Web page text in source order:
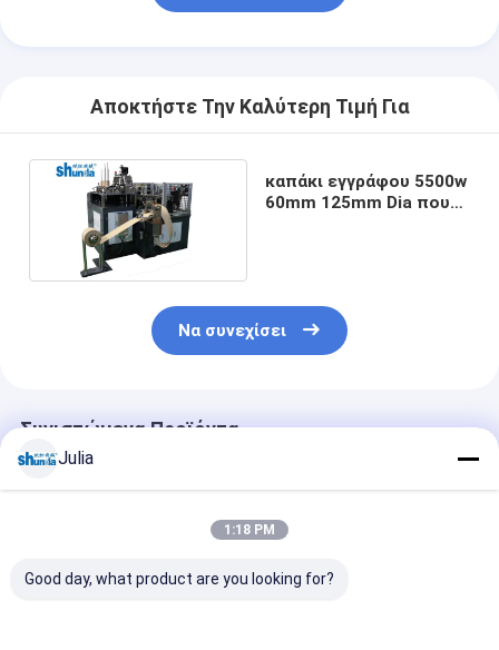
Αποκτήστε Την Καλύτερη Τιμή Για
καπάκι εγγράφου 5500w
60mm 125mm Dia που
Να συνεχίσει
Συνιστώμενα Προϊόντα
Julia
1:18 PM
Good day, what product are you looking for?